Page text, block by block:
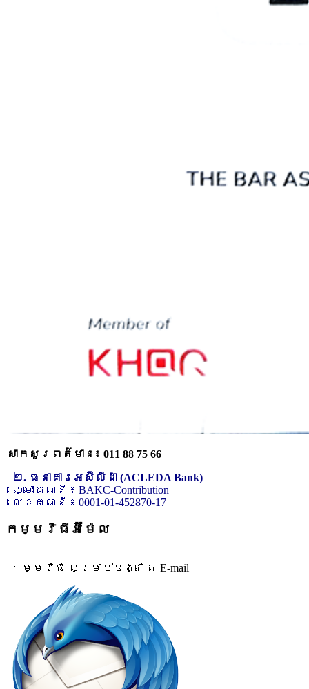
សាកសួរពត៌មាន៖ 011 88 75 66
២. ធនាគារអេស៊ីលីដា (ACLEDA Bank)
ឈ្មោះគណនី ៖ BAKC-Contribution
លេខគណនី ៖ 0001-01-452870-17
កម្មវិធីអ៊ីម៉ែល
កម្មវិធី សម្រាប់បង្កើត E-mail